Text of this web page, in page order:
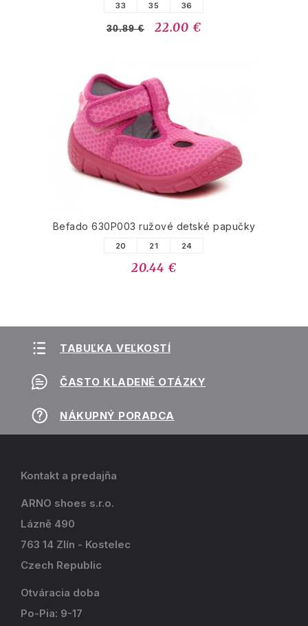
33 35 36
30.89 € 22.00 €
Befado 630P003 ružové detské papučky
20 21 24
20.44 €
TABUĽKA VEĽKOSTÍ
ČASTO KLADENÉ OTÁZKY
NÁKUPNÝ PORADCA
Kontakt a predajňa
ARNO shoes s.r.o.
Lázně 490
763 14 Zlín - Kostelec
Czech Republic
Otváracia doba
Po-Pia: 9-17